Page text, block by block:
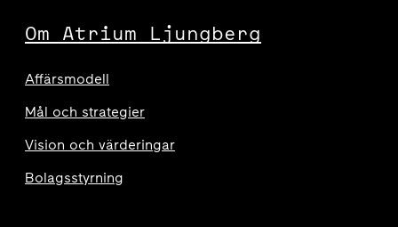
Om Atrium Ljungberg
Affärsmodell
Mål och strategier
Vision och värderingar
Bolagsstyrning